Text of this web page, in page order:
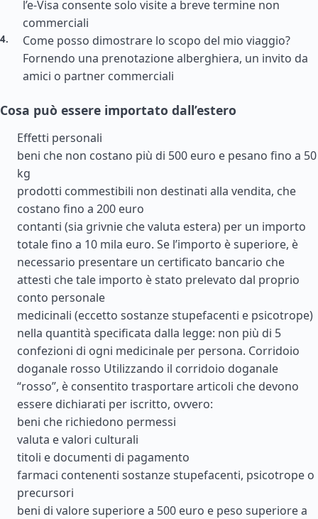
l’e-Visa consente solo visite a breve termine non
commerciali
Come posso dimostrare lo scopo del mio viaggio?
Fornendo una prenotazione alberghiera, un invito da
amici o partner commerciali
Cosa può essere importato dall’estero
Effetti personali
beni che non costano più di 500 euro e pesano fino a 50
kg
prodotti commestibili non destinati alla vendita, che
costano fino a 200 euro
contanti (sia grivnie che valuta estera) per un importo
totale fino a 10 mila euro. Se l’importo è superiore, è
necessario presentare un certificato bancario che
attesti che tale importo è stato prelevato dal proprio
conto personale
medicinali (eccetto sostanze stupefacenti e psicotrope)
nella quantità specificata dalla legge: non più di 5
confezioni di ogni medicinale per persona. Corridoio
doganale rosso Utilizzando il corridoio doganale
“rosso”, è consentito trasportare articoli che devono
essere dichiarati per iscritto, ovvero:
beni che richiedono permessi
valuta e valori culturali
titoli e documenti di pagamento
farmaci contenenti sostanze stupefacenti, psicotrope o
precursori
beni di valore superiore a 500 euro e peso superiore a